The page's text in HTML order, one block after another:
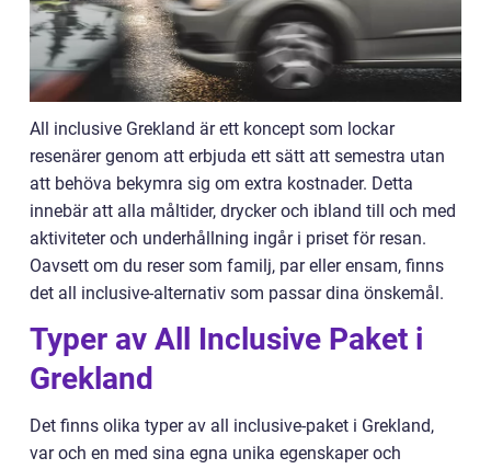
All inclusive Grekland är ett koncept som lockar
resenärer genom att erbjuda ett sätt att semestra utan
att behöva bekymra sig om extra kostnader. Detta
innebär att alla måltider, drycker och ibland till och med
aktiviteter och underhållning ingår i priset för resan.
Oavsett om du reser som familj, par eller ensam, finns
det all inclusive-alternativ som passar dina önskemål.
Typer av All Inclusive Paket i
Grekland
Det finns olika typer av all inclusive-paket i Grekland,
var och en med sina egna unika egenskaper och